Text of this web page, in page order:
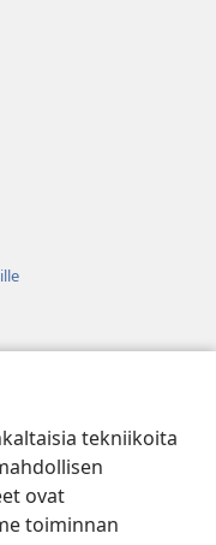
tekniikoita
ovat
toiminnan